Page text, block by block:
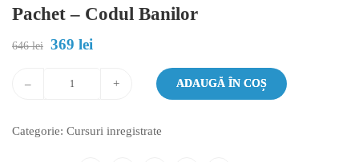
Pachet – Codul Banilor
646lei
Prețul
369 lei
este:
– + ADAUGĂ ÎN COȘ
Categorie: Cursuri inregistrate